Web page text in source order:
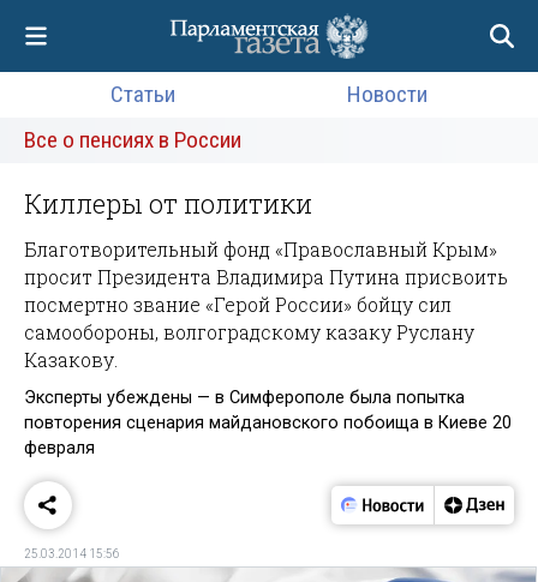
Статьи
Новости
Все о пенсиях в России
Киллеры от политики
Благотворительный фонд «Православный Крым»
просит Президента Владимира Путина присвоить
посмертно звание «Герой России» бойцу сил
самообороны, волгоградскому казаку Руслану
Казакову.
Эксперты убеждены — в Симферополе была попытка
повторения сценария майдановского побоища в Киеве 20
февраля
25.03.2014 15:56